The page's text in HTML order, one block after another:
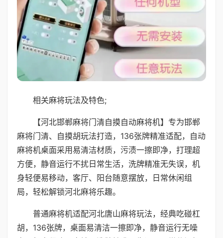
相关麻将玩法及特色;
【河北邯郸麻将门清自摸自动麻将机】专为邯郸
麻将门清、自摸胡玩法打造，136张牌精准适配，自动
麻将机桌面采用易清洁材质，污渍一擦即净，打理超
方便，静音运行不扰日常生活，洗牌精准无失误，机
身轻便易移动，客厅、阳台随意摆放，日常休闲组
局，轻松解锁河北麻将乐趣。
普通麻将机适配河北唐山麻将玩法，经典吃碰杠
胡，136张牌，桌面易清洁一擦即净，静音运行无噪